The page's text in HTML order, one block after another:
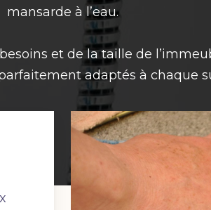
mansarde à l’eau.
et de la taille de
adaptés à chaque